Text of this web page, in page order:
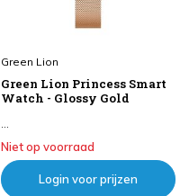
Green Lion
Green Lion Princess Smart
Watch - Glossy Gold
Niet op voorraad
Login voor prijzen